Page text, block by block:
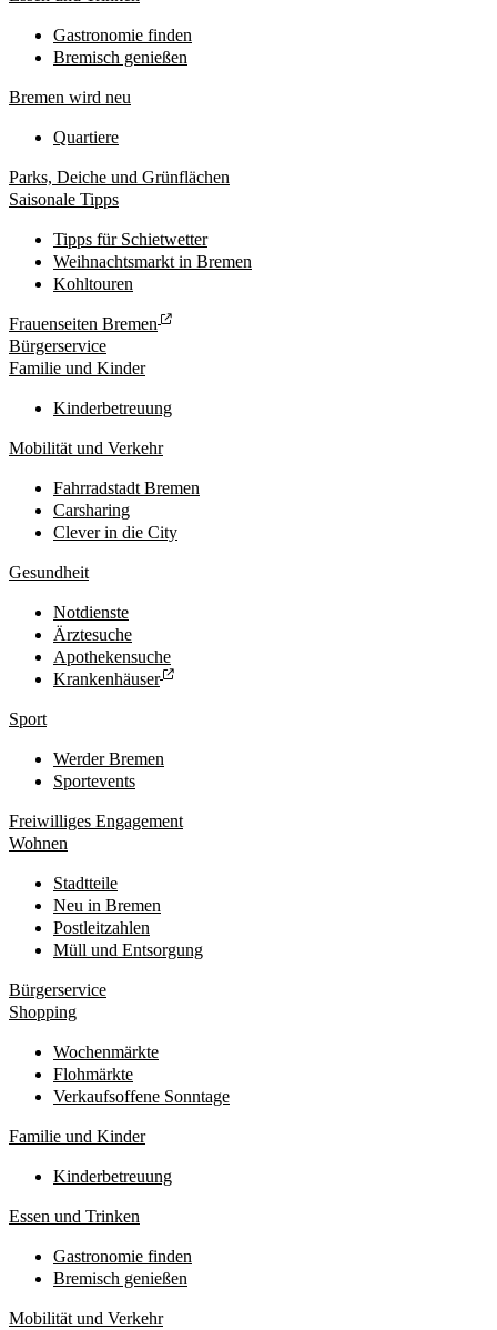
Gastronomie finden
Bremisch genießen
Bremen wird neu
Quartiere
Parks, Deiche und Grünflächen
Saisonale Tipps
Tipps für Schietwetter
Weihnachtsmarkt in Bremen
Kohltouren
Frauenseiten Bremen
Bürgerservice
Familie und Kinder
Kinderbetreuung
Mobilität und Verkehr
Fahrradstadt Bremen
Carsharing
Clever in die City
Gesundheit
Notdienste
Ärztesuche
Apothekensuche
Krankenhäuser
Sport
Werder Bremen
Sportevents
Freiwilliges Engagement
Wohnen
Stadtteile
Neu in Bremen
Postleitzahlen
Müll und Entsorgung
Bürgerservice
Shopping
Wochenmärkte
Flohmärkte
Verkaufsoffene Sonntage
Familie und Kinder
Kinderbetreuung
Essen und Trinken
Gastronomie finden
Bremisch genießen
Mobilität und Verkehr